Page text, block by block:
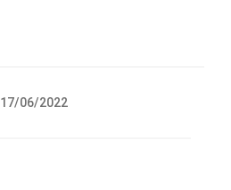
17/06/2022